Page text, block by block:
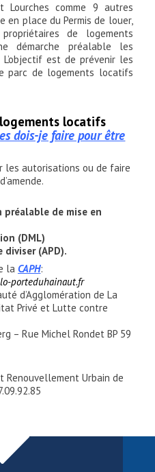
Lourches comme 9 autres
en place du Permis de louer,
de logements
démarche préalable les
est de prévenir les
parc de logements locatifs
locatifs
dois-je faire pour être
les autorisations ou de faire
de mise en
(DML)
(APD).
la CAPH:
porteduhainaut.fr
d’Agglomération de La
Privé et Lutte contre
– Rue Michel Rondet BP 59
Urbain de